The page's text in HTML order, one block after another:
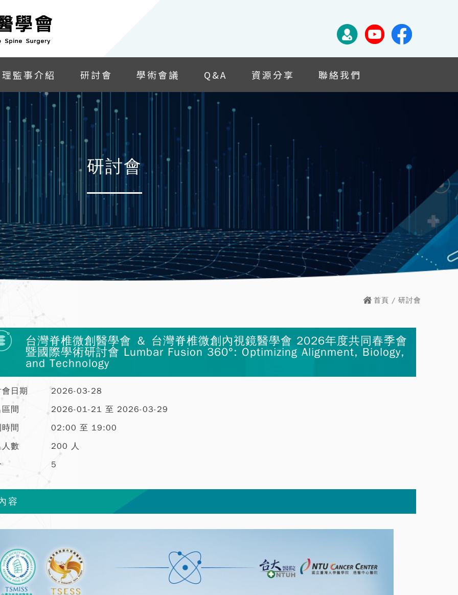
理監事介紹 研討會 學術會議 Q&A 資源分享 聯絡我們
研討會
首頁 / 研討會
台灣脊椎微創醫學會 ＆ 台灣脊椎微創內視鏡醫學會 2026年度共同春季會
暨國際學術研討會 Lumbar Fusion 360°: Optimizing Alignment, Biology,
and Technology
日期
2026-03-28
間
2026-01-21 至 2026-03-29
間
02:00 至 19:00
人數
200 人
5
容